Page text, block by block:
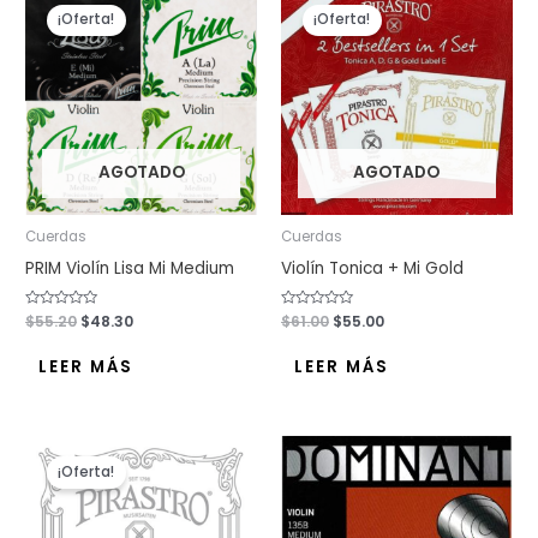
AGOTADO
¡Oferta!
Cuerdas
PRIM Violín Lisa Mi Medium
Valorado
con
$55.20
precio
original
era:
$55.20.
$48.30
precio
actual
es:
$48.30.
LEER MÁS
AGOTADO
¡Oferta!
Cuerdas
Violín Tonica + Mi Gold
Valorado
con
$61.00
precio
original
era:
$61.00.
$55.00
precio
actual
es:
$55.00.
LEER MÁS
¡Oferta!
precio
original
era:
$80.50.
precio
actual
es:
$67.90.